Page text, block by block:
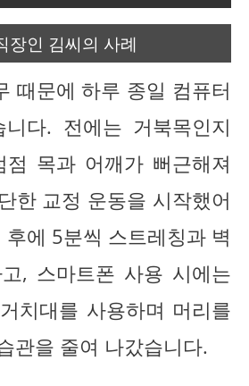
장인 김씨의 사례
때문에 하루 종일 컴퓨터
다. 전에는 거북목인지
점 목과 어깨가 뻐근해져
한 교정 운동을 시작했어
에 5분씩 스트레칭과 벽
, 스마트폰 사용 시에는
치대를 사용하며 머리를
관을 줄여 나갔습니다.